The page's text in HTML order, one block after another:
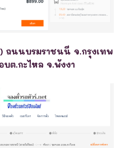
ถนนบรมราชนนี จ.กรุงเทพ
ต.กะไหล จ.พังงา